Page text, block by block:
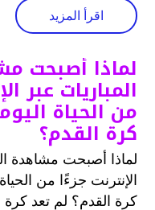
اقرأ المزيد
لماذا أصبحت
المباريات عبر
من الحياة
كرة القدم؟
لماذا أصبحت مشاهدة
الإنترنت جزءًا من
كرة القدم؟ لم تعد كرة